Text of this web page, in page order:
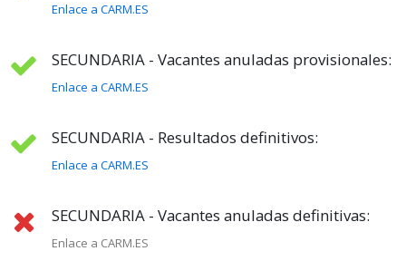
Enlace a CARM.ES
SECUNDARIA - Vacantes anuladas provisionales:
Enlace a CARM.ES
SECUNDARIA - Resultados definitivos:
Enlace a CARM.ES
SECUNDARIA - Vacantes anuladas definitivas:
Enlace a CARM.ES